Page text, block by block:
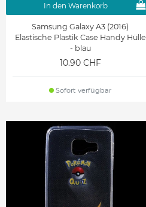
In den Warenkorb
Samsung Galaxy A3 (2016)
Elastische Plastik Case Handy Hülle
- blau
10.90 CHF
Sofort verfügbar